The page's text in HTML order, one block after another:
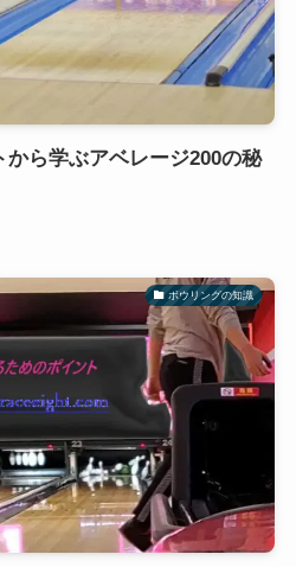
ら学ぶアベレージ200の秘
ボウリングの知識